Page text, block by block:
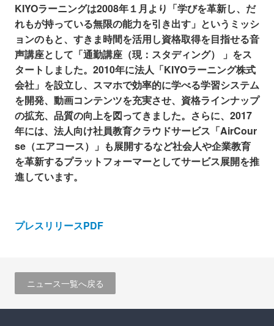
KIYOラーニングは2008年１月より「学びを革新し、だ
れもが持っている無限の能力を引き出す」というミッシ
ョンのもと、すきま時間を活用し資格取得を目指せる音
声講座として「通勤講座（現：スタディング） 」をス
タートしました。2010年に法人「KIYOラーニング株式
会社」を設立し、スマホで効率的に学べる学習システム
を開発、動画コンテンツを充実させ、資格ラインナップ
の拡充、品質の向上を図ってきました。さらに、2017
年には、法人向け社員教育クラウドサービス「AirCour
se（エアコース）」も展開するなど社会人や企業教育
を革新するプラットフォーマーとしてサービス展開を推
進しています。
プレスリリースPDF
ニュース一覧へ戻る